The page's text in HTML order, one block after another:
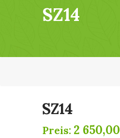
SZ14
SZ14
Preis: 2 650,00